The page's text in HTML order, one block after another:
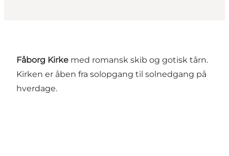
Fåborg Kirke med romansk skib og gotisk tårn.
Kirken er åben fra solopgang til solnedgang på
hverdage.